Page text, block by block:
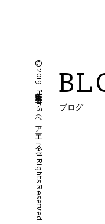
©2019 佐久市 美容室 Hair-S（ヘアーエス）All Rights Reserved. ブログ